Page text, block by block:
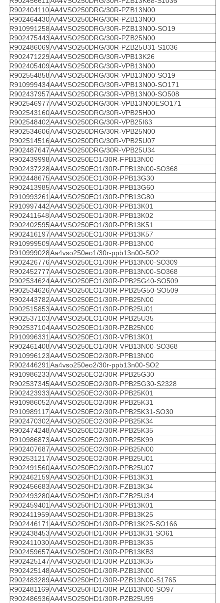
R902404110AA4VSO250DRG/30R-PZB13N00
R902464430AA4VSO250DRG/30R-PZB13N00
R910991258AA4VSO250DRG/30R-PZB13N00-SO19
R902475443AA4VSO250DRG/30R-PZB25N00
R902486069AA4VSO250DRG/30R-PZB25U31-S1036
R902471229AA4VSO250DRG/30R-VPB13K26
R902405409AA4VSO250DRG/30R-VPB13N00
R902554858AA4VSO250DRG/30R-VPB13N00-SO19
R910999434AA4VSO250DRG/30R-VPB13N00-SO171
R902437957AA4VSO250DRG/30R-VPB13N00-SO508
R902546977AA4VSO250DRG/30R-VPB13N00ESO171
R902543160AA4VSO250DRG/30R-VPB25H00
R902548402AA4VSO250DRG/30R-VPB25I63
R902534606AA4VSO250DRG/30R-VPB25N00
R902514516AA4VSO250DRG/30R-VPB25U07
R902487647AA4VSO250DRG/30R-VPB25U34
R902439998AA4VSO250EO1/30R-FPB13N00
R902437228AA4VSO250EO1/30R-FPB13N00-SO368
R902448675AA4VSO250EO1/30R-PPB13G30
R902413985AA4VSO250EO1/30R-PPB13G60
R910993261 AA4VSO250EO1/30R-PPB13G80
R910997442AA4VSO250EO1/30R-PPB13K01
R902411648AA4VSO250EO1/30R-PPB13K02
R902402595AA4VSO250EO1/30R-PPB13K51
R902416197AA4VSO250EO1/30R-PPB13K57
R910999509AA4VSO250EO1/30R-PPB13N00
R910999028Aa4vso250eo1/30r-ppb13n00-SO2
R902426776AA4VSO250EO1/30R-PPB13N00-SO309
R902452777AA4VSO250EO1/30R-PPB13N00-SO368
R902534624AA4VSO250EO1/30R-PPB25G40-SO509
R902534626AA4VSO250EO1/30R-PPB25G50-SO509
R902443782AA4VSO250EO1/30R-PPB25N00
R902515853AA4VSO250EO1/30R-PPB25U01
R902537103AA4VSO250EO1/30R-PPB25U35
R902537104AA4VSO250EO1/30R-PZB25N00
R910996331 AA4VSO250EO1/30R-VPB13K01
R902461408AA4VSO250EO1/30R-VPB13N00-SO368
R910996123AA4VSO250EO2/30R-PPB13N00
R902446291 Aa4vso250eo2/30r-ppb13n00-SO2
R910986233AA4VSO250EO2/30R-PPB25G30
R902537345AA4VSO250EO2/30R-PPB25G30-S2328
R902423933AA4VSO250EO2/30R-PPB25K01
R910986052AA4VSO250EO2/30R-PPB25K31
R910989117AA4VSO250EO2/30R-PPB25K31-SO30
R902470302AA4VSO250EO2/30R-PPB25K34
R902474248AA4VSO250EO2/30R-PPB25K35
R910986873AA4VSO250EO2/30R-PPB25K99
R902407687AA4VSO250EO2/30R-PPB25N00
R902531217AA4VSO250EO2/30R-PPB25U01
R902491560AA4VSO250EO2/30R-PPB25U07
R902462159AA4VSO250HD1/30R-FPB13K31
R902456683AA4VSO250HD1/30R-FZB13K34
R902493280AA4VSO250HD1/30R-FZB25U34
R902459401 AA4VSO250HD1/30R-PPB13K01
R902411959AA4VSO250HD1/30R-PPB13K25
R902446171 AA4VSO250HD1/30R-PPB13K25-SO166
R902438453AA4VSO250HD1/30R-PPB13K31-SO61
R902411030AA4VSO250HD1/30R-PPB13K35
R902459657AA4VSO250HD1/30R-PPB13KB3
R902425147AA4VSO250HD1/30R-PZB13K35
R902425148AA4VSO250HD1/30R-PZB13N00
R902483289AA4VSO250HD1/30R-PZB13N00-S1765
R902481169AA4VSO250HD1/30R-PZB13N00-SO97
R902486936AA4VSO250HD1/30R-PZB25U99